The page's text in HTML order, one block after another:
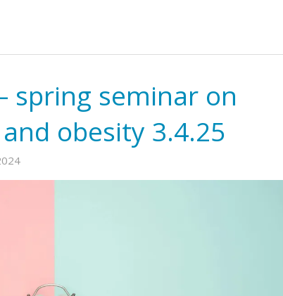
spring seminar on
obesity 3.4.25